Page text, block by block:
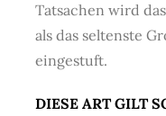
Tatsachen wird
als das seltenste
eingestuft.
DIESE ART GILT